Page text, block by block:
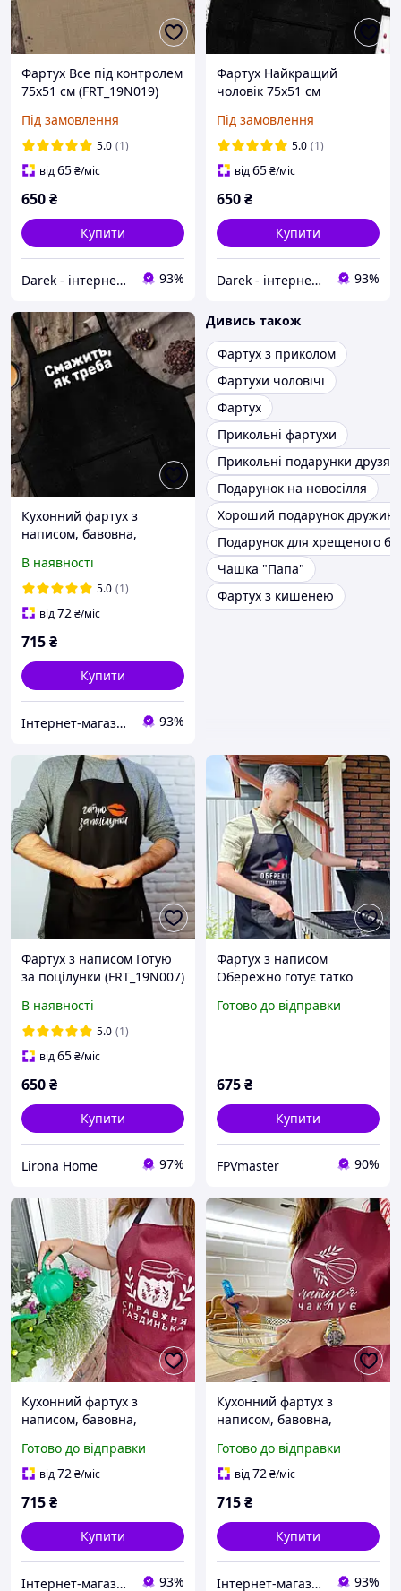
Фартух Все під контролем
75х51 см (FRT_19N019)
Під замовлення
5.0 (1)
від65₴/міс
650₴
Купити
Darek - інтернет-магазин подарунків та декору для дому 93%
Фартух Найкращий
чоловік 75х51 см
Під замовлення
5.0 (1)
від65₴/міс
650₴
Купити
Darek - інтернет-магазин подарунків та декору для дому 93%
Кухонний фартух з
написом, бавовна,
см
В наявності
5.0 (1)
від72₴/міс
715₴
Купити
Інтернет-магазин Подарунки 93%
Дивись також
Фартух з приколом
Фартухи чоловічі
Фартух
Прикольні фартухи
Прикольні подарунки друзям
Подарунок на новосілля
Хороший подарунок дружині
Подарунок для хрещеного
Чашка "Папа"
Фартух з кишенею
Фартух з написом Готую
за поцілунки (FRT_19N007)
В наявності
5.0 (1)
від65₴/міс
650₴
Купити
Lirona Home 97%
Фартух з написом
Обережно готує татко
Готово до відправки
675₴
Купити
FPVmaster 90%
Кухонний фартух з
написом, бавовна,
75х51 см
Готово до відправки
від72₴/міс
715₴
Купити
Інтернет-магазин Подарунки 93%
Кухонний фартух з
написом, бавовна,
Готово до відправки
від72₴/міс
715₴
Купити
Інтернет-магазин Подарунки 93%